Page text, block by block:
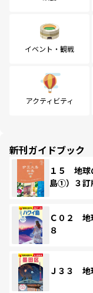
イベント・観戦
アクティビティ
新刊ガイドブック
１５ 地
島①）３訂
Ｃ０２ 地
８
Ｊ３３ 地